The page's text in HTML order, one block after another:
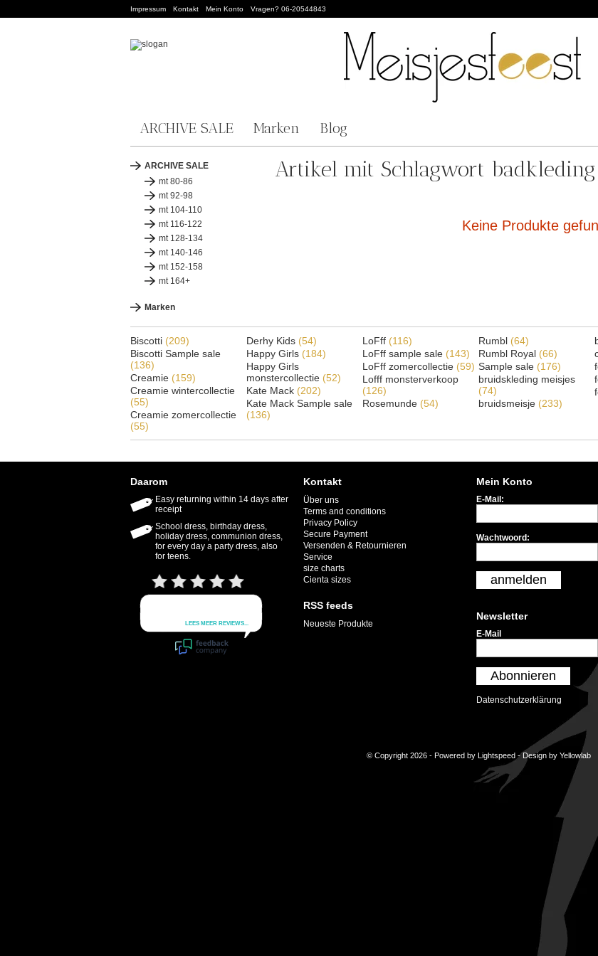
Impressum Kontakt Mein Konto Vragen? 06-20544843
ARCHIVE SALE Marken Blog
ARCHIVE SALE
mt 80-86
mt 92-98
mt 104-110
mt 116-122
mt 128-134
mt 140-146
mt 152-158
mt 164+
Marken
Artikel mit Schlagwort badkleding
Keine Produkte
Biscotti (209)
Biscotti Sample sale
(136)
Creamie (159)
Creamie wintercollectie
(55)
Creamie zomercollectie
(55)
Derhy Kids (54)
Happy Girls (184)
Happy Girls
monstercollectie (52)
Kate Mack (202)
Kate Mack Sample sale
(136)
LoFff (116)
LoFff sample sale (143)
LoFff zomercollectie (59)
Lofff monsterverkoop
(126)
Rosemunde (54)
Rumbl (64)
Rumbl Royal (66)
Sample sale (176)
bruidskleding meisjes
(74)
bruidsmeisje (233)
Daarom
Easy returning within 14 days after
receipt
School dress, birthday dress,
holiday dress, communion dress,
for every day a party dress, also
for teens.
Kontakt
Über uns
Terms and conditions
Privacy Policy
Secure Payment
Versenden & Retournieren
Service
size charts
Cienta sizes
RSS feeds
Neueste Produkte
Mein Konto
E-Mail:
Wachtwoord:
anmelden
Newsletter
E-Mail
Abonnieren
Datenschutzerklärung
© Copyright 2026 - Powered by Lightspeed- Design by Yellowlab